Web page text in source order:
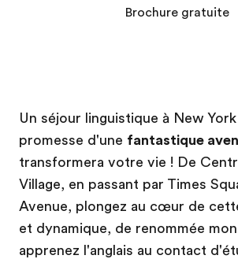
EF recrute
Rejoignez nos équipes
Brochure gratuite
Un séjour linguistique à New
promesse d'une fantastique
transformera votre vie ! De
Village, en passant par Times
Avenue, plongez au cœur de
et dynamique, de renommée
apprenez l'anglais au contact